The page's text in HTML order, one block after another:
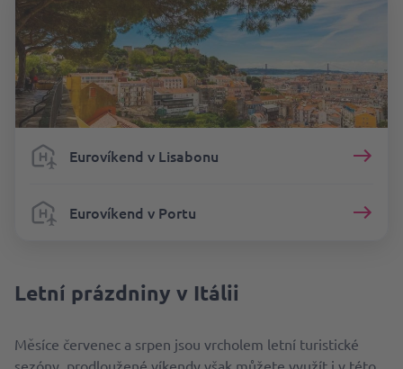
Eurovíkend v Lisabonu
Eurovíkend v Portu
Letní prázdniny v Itálii
Měsíce červenec a srpen jsou vrcholem letní turistické
sezóny, prodloužené víkendy však můžete využít i v této